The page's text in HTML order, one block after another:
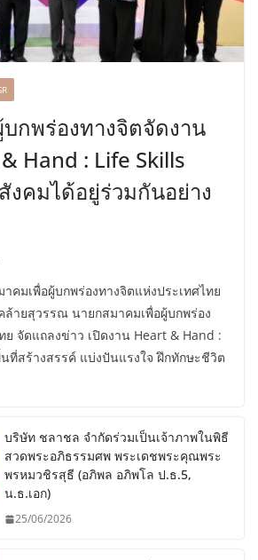
กพร่องทางจิตจัดงาน
Hand : Life Skills
งคมได้อยู่ร่วมกันอย่าง
คมเพื่อผู้บกพร่องทางจิตแห่งประเทศไทย
ายสุวรรณ นายกสมาคมเพื่อผู้บกพร่อง
ย จัดแถลงข่าว เปิดงาน Heart & Hand :
ที่สร้างสรรค์ แบ่งปันแรงใจ ฝึกทักษะชีวิต
บริษัท ชลาชล จำกัดร่วมเป็นเจ้าภาพในพิธี
สวดพระอภิธรรมศพ พระเดชพระคุณพระ
พรหมวชิรสุธี (อภิพล อภิพโล ป.ธ.5,
น.ธ.เอก)
25/06/2026